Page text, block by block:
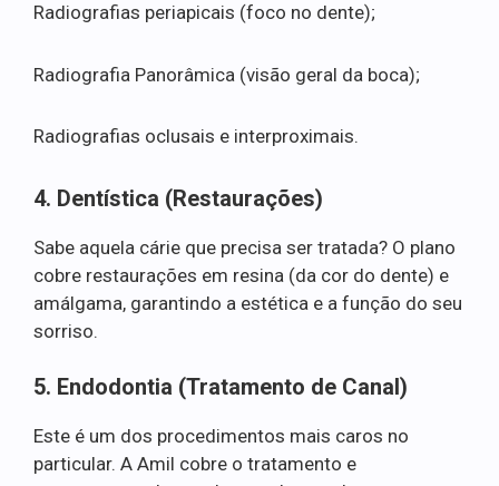
Radiografias periapicais (foco no dente);
Radiografia Panorâmica (visão geral da boca);
Radiografias oclusais e interproximais.
4. Dentística (Restaurações)
Sabe aquela cárie que precisa ser tratada? O plano
cobre restaurações em resina (da cor do dente) e
amálgama, garantindo a estética e a função do seu
sorriso.
5. Endodontia (Tratamento de Canal)
Este é um dos procedimentos mais caros no
particular. A Amil cobre o tratamento e